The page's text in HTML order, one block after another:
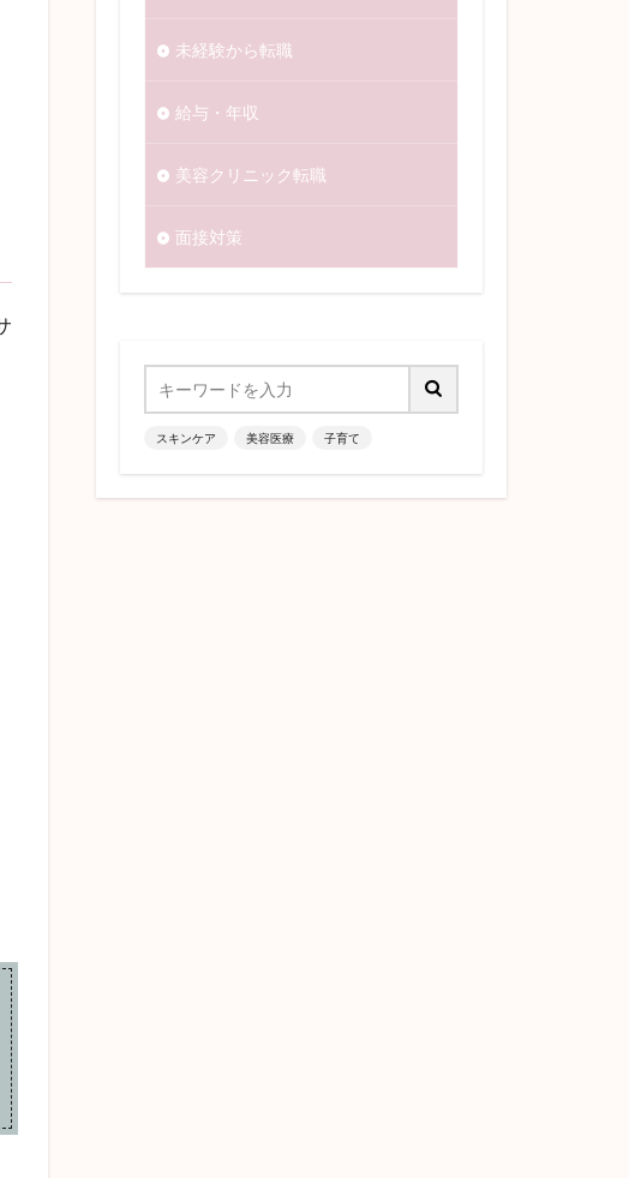
未経験から転職
給与・年収
美容クリニック転職
面接対策
スキンケア 美容医療 子育て